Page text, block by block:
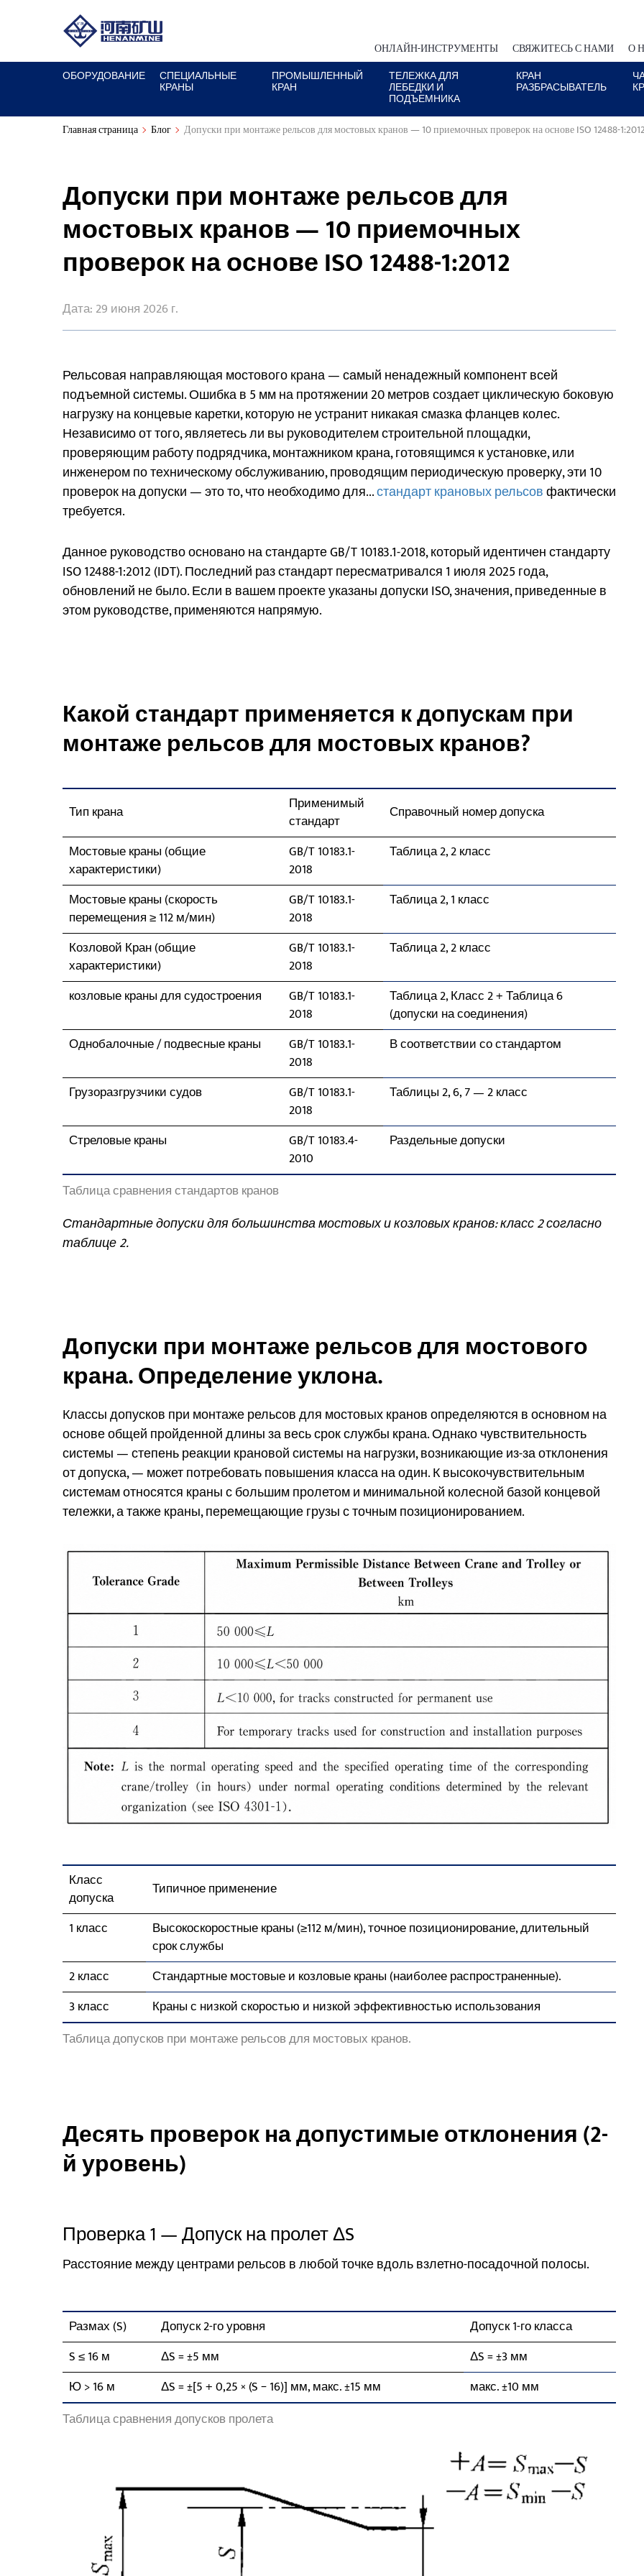
ОНЛАЙН-ИНСТРУМЕНТЫ СВЯЖИТЕСЬ С НАМИ О
ОБОРУДОВАНИЕ
СПЕЦИАЛЬНЫЕ
КРАНЫ
ПРОМЫШЛЕННЫЙ
КРАН
ТЕЛЕЖКА ДЛЯ
ЛЕБЕДКИ И
ПОДЪЕМНИКА
КРАН
РАЗБРАСЫВАТЕЛЬ
Главная страница Блог Допуски при монтаже рельсов для мостовых кранов — 10 приемочных проверок на основе ISO 12488-1:2012
Допуски при монтаже рельсов для
мостовых кранов — 10 приемочных
проверок на основе ISO 12488-1:2012
Дата: 29 июня 2026 г.
Рельсовая направляющая мостового крана — самый ненадежный компонент всей
подъемной системы. Ошибка в 5 мм на протяжении 20 метров создает циклическую боковую
нагрузку на концевые каретки, которую не устранит никакая смазка фланцев колес.
Независимо от того, являетесь ли вы руководителем строительной площадки,
проверяющим работу подрядчика, монтажником крана, готовящимся к установке, или
инженером по техническому обслуживанию, проводящим периодическую проверку, эти 10
проверок на допуски — это то, что необходимо для...стандарт крановых рельсовфактически
требуется.
Данное руководство основано на стандарте GB/T 10183.1-2018, который идентичен стандарту
ISO 12488-1:2012 (IDT). Последний раз стандарт пересматривался 1 июля 2025 года,
обновлений не было. Если в вашем проекте указаны допуски ISO, значения, приведенные в
этом руководстве, применяются напрямую.
Какой стандарт применяется к допускам при
монтаже рельсов для мостовых кранов?
Тип крана
Применимый
стандарт
Справочный номер допуска
Мостовые краны (общие
характеристики)
GB/T 10183.1-
2018
Таблица 2, 2 класс
Мостовые краны (скорость
перемещения ≥ 112 м/мин)
GB/T 10183.1-
2018
Таблица 2, 1 класс
Козловой Кран (общие
характеристики)
GB/T 10183.1-
2018
Таблица 2, 2 класс
козловые краны для судостроения
GB/T 10183.1-
2018
Таблица 2, Класс 2 + Таблица 6
(допуски на соединения)
Однобалочные / подвесные краны
GB/T 10183.1-
2018
В соответствии со стандартом
Грузоразгрузчики судов
GB/T 10183.1-
2018
Таблицы 2, 6, 7 — 2 класс
Стреловые краны
GB/T 10183.4-
2010
Раздельные допуски
Таблица сравнения стандартов кранов
Стандартные допуски для большинства мостовых и козловых кранов: класс 2 согласно
таблице 2.
Допуски при монтаже рельсов для мостового
крана. Определение уклона.
Классы допусков при монтаже рельсов для мостовых кранов определяются в основном на
основе общей пройденной длины за весь срок службы крана. Однако чувствительность
системы — степень реакции крановой системы на нагрузки, возникающие из-за отклонения
от допуска, — может потребовать повышения класса на один. К высокочувствительным
системам относятся краны с большим пролетом и минимальной колесной базой концевой
тележки, а также краны, перемещающие грузы с точным позиционированием.
Класс
допуска
Типичное применение
1 класс
Высокоскоростные краны (≥112 м/мин), точное позиционирование, длительный
срок службы
2 класс
Стандартные мостовые и козловые краны (наиболее распространенные).
3 класс
Краны с низкой скоростью и низкой эффективностью использования
Таблица допусков при монтаже рельсов для мостовых кранов.
Десять проверок на допустимые отклонения (2-
й уровень)
Проверка 1 — Допуск на пролет ΔS
Расстояние между центрами рельсов в любой точке вдоль взлетно-посадочной полосы.
Размах (S) Допуск 2-го уровня
Допуск 1-го класса
S ≤ 16 м
ΔS = ±5 мм
ΔS = ±3 мм
Ю > 16 м
ΔS = ±[5 + 0,25 × (S − 16)] мм, макс. ±15 мм
макс. ±10 мм
Таблица сравнения допусков пролета